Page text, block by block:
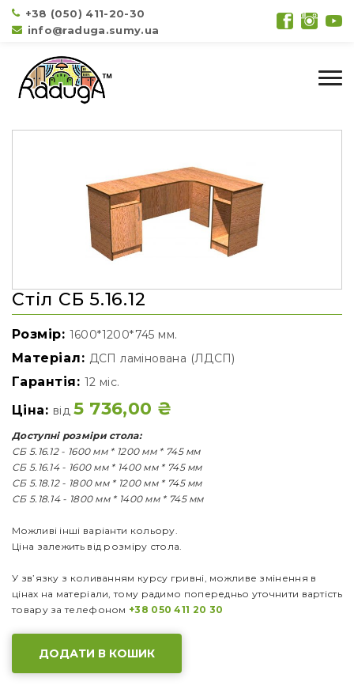
+38 (050) 411-20-30
info@raduga.sumy.ua
Стіл СБ 5.16.12
Розмір: 1600*1200*745 мм.
Матеріал: ДСП ламінована (ЛДСП)
Гарантія: 12 міс.
Ціна: від5 736,00 ₴
Доступні розміри стола:
СБ 5.16.12 - 1600 мм * 1200 мм * 745 мм
СБ 5.16.14 - 1600 мм * 1400 мм * 745 мм
СБ 5.18.12 - 1800 мм * 1200 мм * 745 мм
СБ 5.18.14 - 1800 мм * 1400 мм * 745 мм
Можливі інші варіанти кольору.
Ціна залежить від розміру стола.
У зв’язку з коливанням курсу гривні, можливе змінення в
цінах на матеріали, тому радимо попередньо уточнити вартість
товару за телефоном +38 050 411 20 30
ДОДАТИ В КОШИК